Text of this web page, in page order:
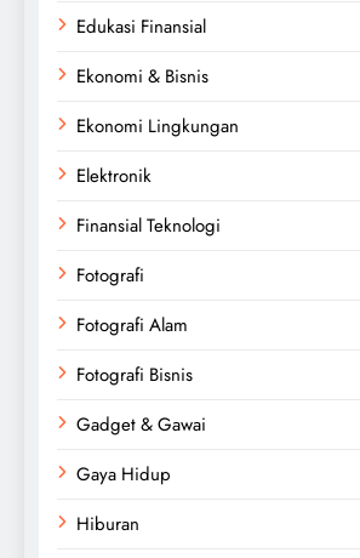
Edukasi Finansial
Ekonomi & Bisnis
Ekonomi Lingkungan
Elektronik
Finansial Teknologi
Fotografi
Fotografi Alam
Fotografi Bisnis
Gadget & Gawai
Gaya Hidup
Hiburan